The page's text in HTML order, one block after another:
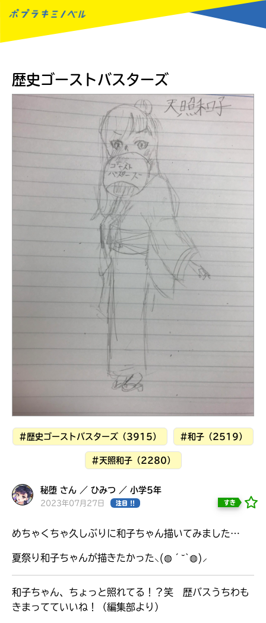
読みたい本が
見つかる
歴史ゴーストバスターズ
#歴史ゴーストバスターズ（3915） #和子（2519）
#天照和子（2280）
秘堕 さん ／ ひみつ ／ 小学5年
2023年07月27日 注目 !! すき
めちゃくちゃ久しぶりに和子ちゃん描いてみました…
夏祭り和子ちゃんが描きたかった⸜(◍´˘`◍)⸝
和子ちゃん、ちょっと照れてる！？笑 歴バスうちわも
きまってていいね！（編集部より）